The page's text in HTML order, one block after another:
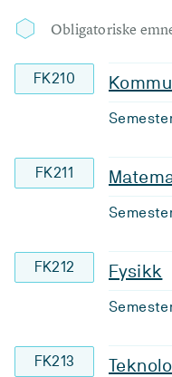
Obligatoriske
FK210
FK211
FK212 Fysikk
FK213